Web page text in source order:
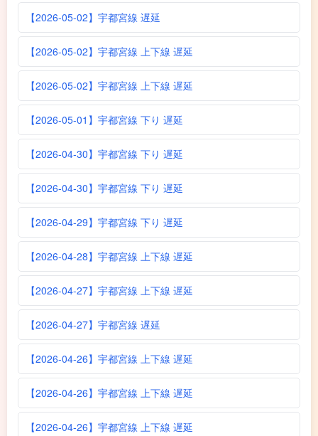
【2026-05-02】宇都宮線 遅延
【2026-05-02】宇都宮線 上下線 遅延
【2026-05-02】宇都宮線 上下線 遅延
【2026-05-01】宇都宮線 下り 遅延
【2026-04-30】宇都宮線 下り 遅延
【2026-04-30】宇都宮線 下り 遅延
【2026-04-29】宇都宮線 下り 遅延
【2026-04-28】宇都宮線 上下線 遅延
【2026-04-27】宇都宮線 上下線 遅延
【2026-04-27】宇都宮線 遅延
【2026-04-26】宇都宮線 上下線 遅延
【2026-04-26】宇都宮線 上下線 遅延
【2026-04-26】宇都宮線 上下線 遅延